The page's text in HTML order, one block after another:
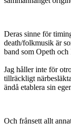
Deras sinne för
death/folkmusik är
band som Opeth och
Jag håller inte för
tillräckligt
ändå etablera sin
Och frånsett allt